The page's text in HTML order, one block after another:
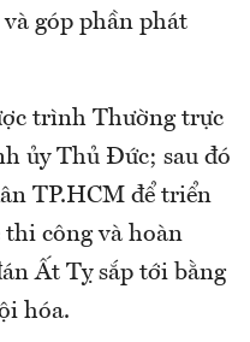
góp phần phát
trình Thường trực
ủy Thủ Đức; sau đó
TP.HCM để triển
thi công và hoàn
Ất Tỵ sắp tới bằng
hóa.